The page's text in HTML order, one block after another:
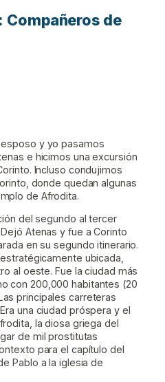
Compañeros de
y yo pasamos
e hicimos una excursión
Incluso condujimos
donde quedan algunas
de Afrodita.
del segundo al tercer
Atenas y fue a Corinto
en su segundo itinerario.
ubicada,
al oeste. Fue la ciudad más
con 200,000 habitantes (20
principales carreteras
una ciudad próspera y el
la diosa griega del
de mil prostitutas
para el capítulo del
Pablo a la iglesia de